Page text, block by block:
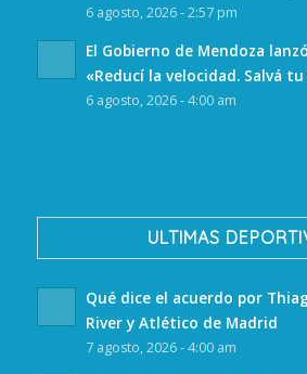
6 agosto, 2026 - 2:57 pm
El Gobierno de Mendoza
«Reducí la velocidad. Salvá
6 agosto, 2026 - 4:00 am
ULTIMAS
Qué dice el acuerdo por
River y Atlético de Madrid
7 agosto, 2026 - 4:00 am